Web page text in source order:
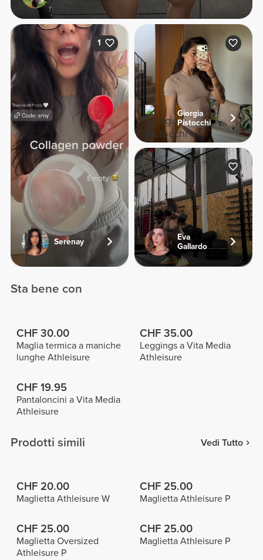
1
Serenay
Giorgia
Pistocchi
Eva
Gallardo
Sta bene con
CHF 30.00
Maglia termica a maniche
lunghe Athleisure
CHF 35.00
Leggings a Vita Media
Athleisure
CHF 19.95
Pantaloncini a Vita Media
Athleisure
Prodotti simili Vedi Tutto
CHF 20.00
Maglietta Athleisure W
CHF 25.00
Maglietta Athleisure P
CHF 25.00
Maglietta Oversized
Athleisure P
CHF 25.00
Maglietta Athleisure P